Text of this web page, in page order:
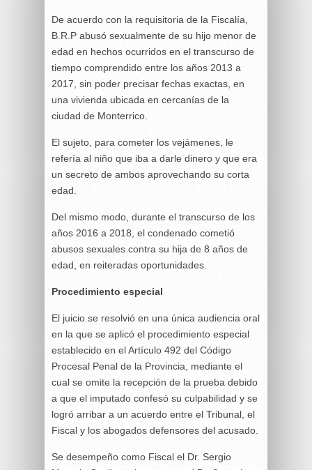
De acuerdo con la requisitoria de la Fiscalía,
B.R.P abusó sexualmente de su hijo menor de
edad en hechos ocurridos en el transcurso de
tiempo comprendido entre los años 2013 a
2017, sin poder precisar fechas exactas, en
una vivienda ubicada en cercanías de la
ciudad de Monterrico.
El sujeto, para cometer los vejámenes, le
refería al niño que iba a darle dinero y que era
un secreto de ambos aprovechando su corta
edad.
Del mismo modo, durante el transcurso de los
años 2016 a 2018, el condenado cometió
abusos sexuales contra su hija de 8 años de
edad, en reiteradas oportunidades.
Procedimiento especial
El juicio se resolvió en una única audiencia oral
en la que se aplicó el procedimiento especial
establecido en el Artículo 492 del Código
Procesal Penal de la Provincia, mediante el
cual se omite la recepción de la prueba debido
a que el imputado confesó su culpabilidad y se
logró arribar a un acuerdo entre el Tribunal, el
Fiscal y los abogados defensores del acusado.
Se desempeño como Fiscal el Dr. Sergio